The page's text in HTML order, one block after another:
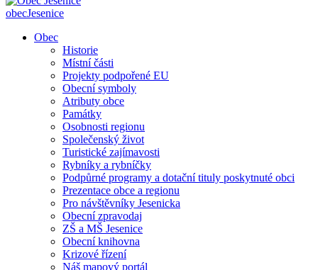
obecJesenice
Obec
Historie
Místní části
Projekty podpořené EU
Obecní symboly
Atributy obce
Památky
Osobnosti regionu
Společenský život
Turistické zajímavosti
Rybníky a rybníčky
Podpůrné programy a dotační tituly poskytnuté obci
Prezentace obce a regionu
Pro návštěvníky Jesenicka
Obecní zpravodaj
ZŠ a MŠ Jesenice
Obecní knihovna
Krizové řízení
Náš mapový portál